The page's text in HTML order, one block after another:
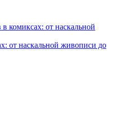
от наскальной живописи до